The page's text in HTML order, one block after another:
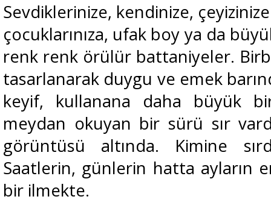
Sevdiklerinize, kendinize,
çocuklarınıza, ufak boy ya da
renk renk örülür battaniyeler.
tasarlanarak duygu ve emek
keyif, kullanana daha büyük
meydan okuyan bir sürü sır
görüntüsü altında. Kimine
Saatlerin, günlerin hatta ayların
bir ilmekte.